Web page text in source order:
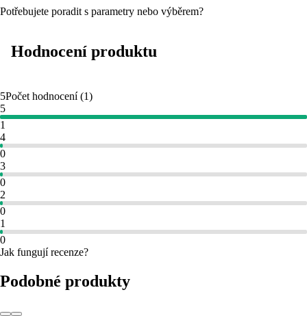
Potřebujete poradit s parametry nebo výběrem?
Hodnocení produktu
5Počet hodnocení(1)
5
1
4
0
3
0
2
0
1
0
Jak fungují recenze?
Podobné produkty